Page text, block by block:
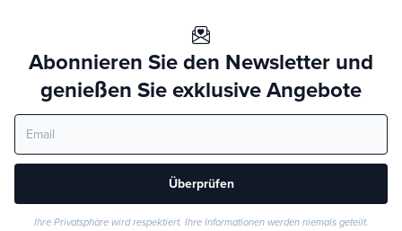
Abonnieren Sie den Newsletter und
genießen Sie exklusive Angebote
Überprüfen
Ihre Privatsphäre wird respektiert. Ihre Informationen werden niemals geteilt.